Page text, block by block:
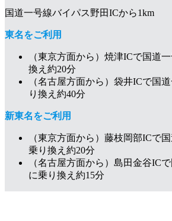
国道一号線バイパス野田ICから1km
東名をご利用
（東京方面から）焼津ICで国道
換え約20分
（名古屋方面から）袋井ICで国
り換え約40分
新東名をご利用
（東京方面から）藤枝岡部ICで
乗り換え約20分
（名古屋方面から）島田金谷IC
に乗り換え約15分